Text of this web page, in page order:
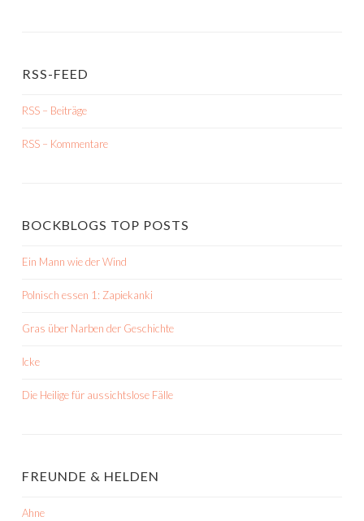
RSS-FEED
RSS – Beiträge
RSS – Kommentare
BOCKBLOGS TOP POSTS
Ein Mann wie der Wind
Polnisch essen 1: Zapiekanki
Gras über Narben der Geschichte
Icke
Die Heilige für aussichtslose Fälle
FREUNDE & HELDEN
Ahne